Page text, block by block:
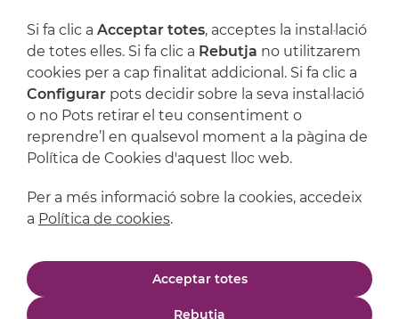
Suport
Política de privacitat
Si fa clic a Acceptar totes, acceptes la instal·lació
de totes elles. Si fa clic a Rebutja no utilitzarem
cookies per a cap finalitat addicional. Si fa clic a
Configurar pots decidir sobre la seva instal·lació
o no Pots retirar el teu consentiment o
reprendre’l en qualsevol moment a la pàgina de
Política de Cookies d'aquest lloc web.
Per a més informació sobre la cookies, accedeix
a Política de cookies.
Acceptar totes
Rebutja